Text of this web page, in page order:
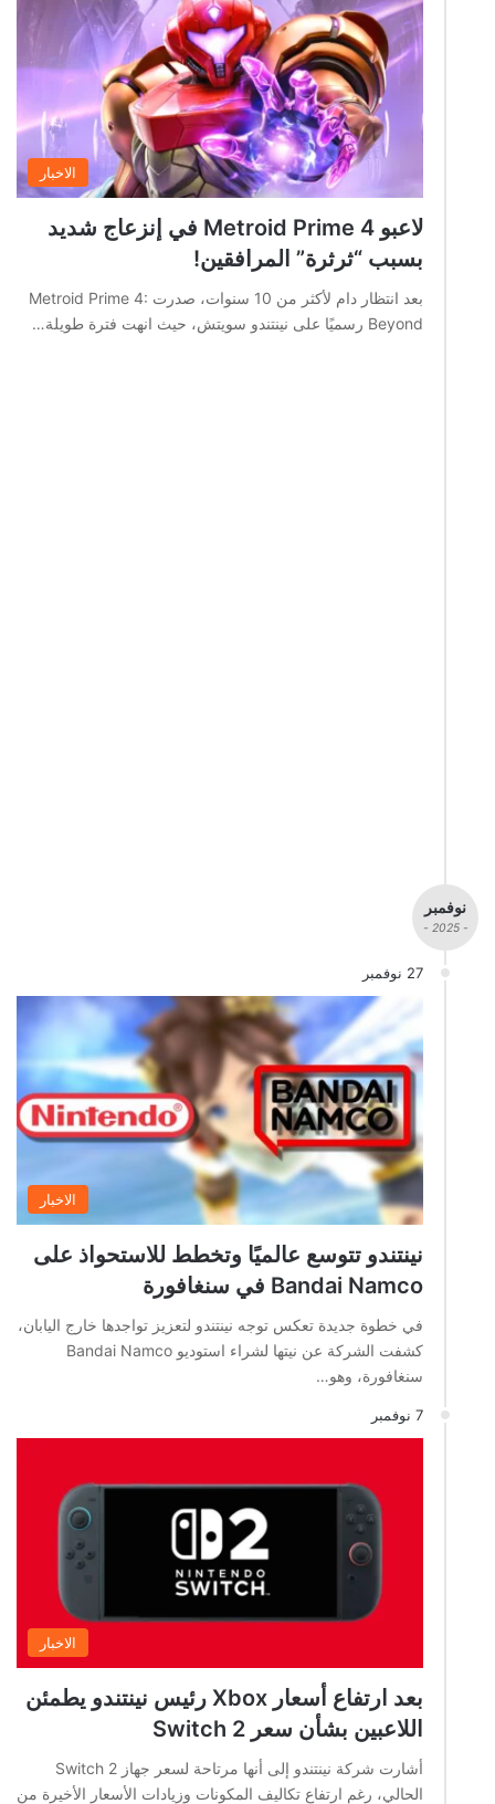
الاخبار
لاعبو Metroid Prime 4 في إنزعاج شديد
بسبب “ثرثرة” المرافقين!
بعد انتظار دام لأكثر من 10 سنوات، صدرت Metroid Prime 4:
Beyond رسميًا على نينتندو سويتش، حيث انهت فترة طويلة…
نوفمبر
- 2025 -
27 نوفمبر
الاخبار
نينتندو تتوسع عالميًا وتخطط للاستحواذ على
Bandai Namco في سنغافورة
في خطوة جديدة تعكس توجه نينتندو لتعزيز تواجدها خارج اليابان،
كشفت الشركة عن نيتها لشراء استوديو Bandai Namco
سنغافورة، وهو…
7 نوفمبر
الاخبار
بعد ارتفاع أسعار Xbox رئيس نينتندو يطمئن
اللاعبين بشأن سعر Switch 2
أشارت شركة نينتندو إلى أنها مرتاحة لسعر جهاز Switch 2
الحالي، رغم ارتفاع تكاليف المكونات وزيادات الأسعار الأخيرة من